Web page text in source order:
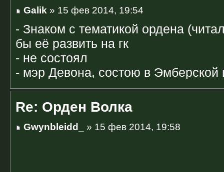
Galik » 15 фев 2014, 19:54
- Знаком с тематикой ордена
бы её развить на гк
- не состоял
- мэр Девона, состою в Эмберской
Re: Орден Волка
Gwynbleidd_ » 15 фев 2014, 19:58